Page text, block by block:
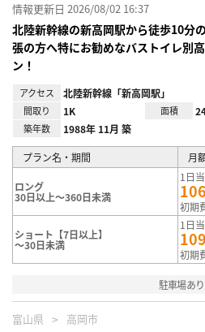
情報更新日 2026/08/02 16:37
北陸新幹線の新高岡駅から徒歩10
張の方へ特にお勧めなバストイレ別
ン！
アクセス 北陸新幹線「新高岡駅」
間取り 1K 面積
築年数 1988年 11月 築
プラン名・期間 月
ロング
30日以上～360日未満
1日
初期
ショート【7日以上】
～30日未満
1日
初期
駐車場あり
富山県 高岡市